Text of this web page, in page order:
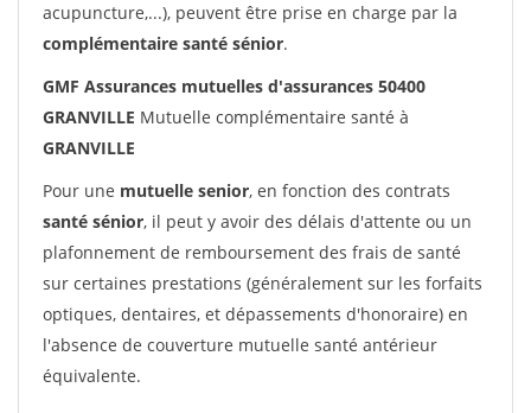
acupuncture,...), peuvent être prise en charge par la
complémentaire santé sénior.
GMF Assurances mutuelles d'assurances 50400
GRANVILLE Mutuelle complémentaire santé à
GRANVILLE
Pour une mutuelle senior, en fonction des contrats
santé sénior, il peut y avoir des délais d'attente ou un
plafonnement de remboursement des frais de santé
sur certaines prestations (généralement sur les forfaits
optiques, dentaires, et dépassements d'honoraire) en
l'absence de couverture mutuelle santé antérieur
équivalente.